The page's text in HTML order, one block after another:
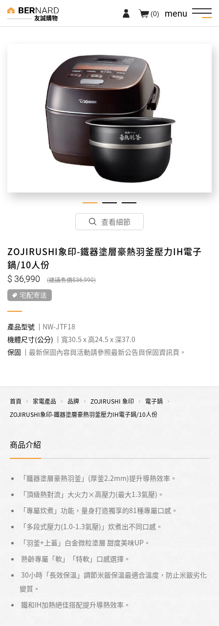
友誠購物 menu
(0)
查看細節
ZOJIRUSHI象印-鐵器塗層豪熱羽釜壓力IH電子
鍋/10人份
36,990 36,990
宅配寄送
產品型號
NW-JTF18
機體尺寸(公分)
寬30.5 x 高24.5 x 深37.0
保固
最新保固內容與活動請參照最新公告與保固資訊頁。
首頁 家電產品 品牌 ZOJIRUSHI 象印
電子鍋
ZOJIRUSHI象印-鐵器塗層豪熱羽釜壓力IH電子鍋/10人份
商品介紹
「鐵器塗層豪熱羽釜」(厚釜2.2mm)提升導熱效率。
「頂級熱對流」大火力×高壓力(最大1.3氣壓)。
「專屬炊煮」功能，量身打造獨享的81種專屬口感。
「多段式壓力(1.0-1.3氣壓)」炊煮出不同口感。
「羽釜+上蓋」白金微粒塗層 甜度美味UP。
熟齡專屬「軟」「特軟」口感選擇。
30小時「長效保溫」調節米飯保溫最適合溫度，防止米飯劣化
變質。
鐵和IH加熱絕佳搭配提升導熱效率。